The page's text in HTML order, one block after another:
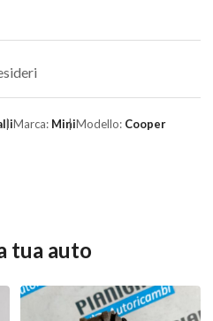
Marca: MiniModello: Cooper
tua auto